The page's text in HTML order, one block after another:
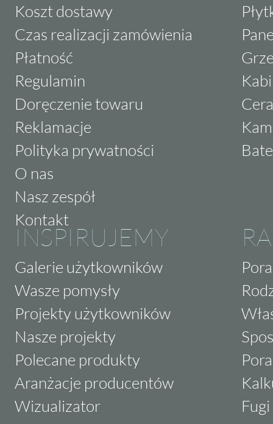
Koszt dostawy
Czas realizacji zamówienia
Płatność
Regulamin
Doręczenie towaru
Reklamacje
Polityka prywatności
O nas
Nasz zespół
Kontakt
INSPIRUJEMY
Galerie użytkowników
Wasze pomysły
Projekty użytkowników
Nasze projekty
Polecane produkty
Aranżacje producentów
Wizualizator